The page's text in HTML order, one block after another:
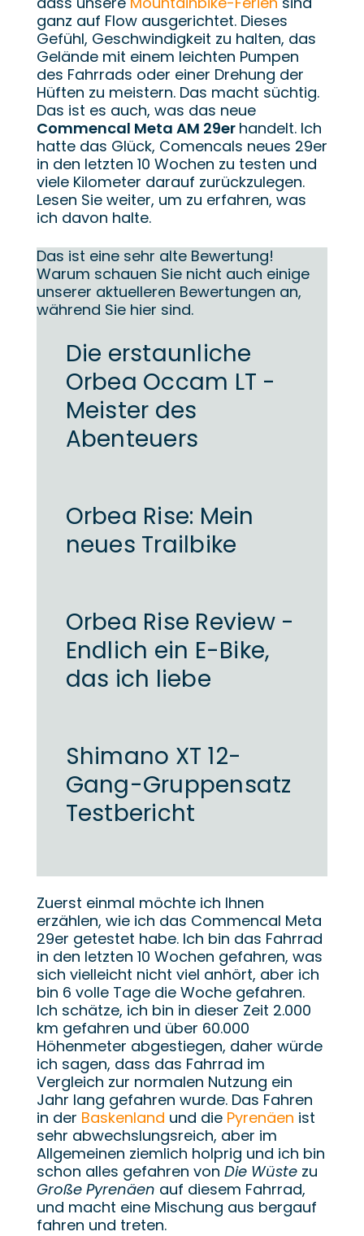
ganz auf Flow ausgerichtet. Dieses
Gefühl, Geschwindigkeit zu halten, das
Gelände mit einem leichten Pumpen
des Fahrrads oder einer Drehung der
Hüften zu meistern. Das macht süchtig.
Das ist es auch, was das neue
Commencal Meta AM 29er handelt. Ich
hatte das Glück, Comencals neues 29er
in den letzten 10 Wochen zu testen und
viele Kilometer darauf zurückzulegen.
Lesen Sie weiter, um zu erfahren, was
ich davon halte.
Das ist eine sehr alte Bewertung!
Warum schauen Sie nicht auch einige
unserer aktuelleren Bewertungen an,
während Sie hier sind.
Die erstaunliche
Orbea Occam LT -
Meister des
Abenteuers
Orbea Rise: Mein
neues Trailbike
Orbea Rise Review -
Endlich ein E-Bike,
das ich liebe
Shimano XT 12-
Gang-Gruppensatz
Testbericht
Zuerst einmal möchte ich Ihnen
erzählen, wie ich das Commencal Meta
29er getestet habe. Ich bin das Fahrrad
in den letzten 10 Wochen gefahren, was
sich vielleicht nicht viel anhört, aber ich
bin 6 volle Tage die Woche gefahren.
Ich schätze, ich bin in dieser Zeit 2.000
km gefahren und über 60.000
Höhenmeter abgestiegen, daher würde
ich sagen, dass das Fahrrad im
Vergleich zur normalen Nutzung ein
Jahr lang gefahren wurde. Das Fahren
in der Baskenland und die Pyrenäen ist
sehr abwechslungsreich, aber im
Allgemeinen ziemlich holprig und ich bin
schon alles gefahren von Die Wüstezu
Große Pyrenäen auf diesem Fahrrad,
und macht eine Mischung aus bergauf
fahren und treten.